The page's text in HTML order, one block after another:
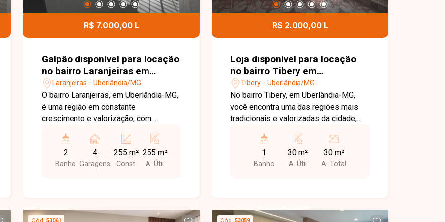
aquecimento, acabamento moderno e
cobertas e 02 descobertas,
funcionalidade. Entre em contato para
mais informações e agende uma visita
para conhecer esta excelente
oportunidade.
ajudar você a encontrar o imóvel ideal
R$ 7.000,00 L
Galpão disponível para locação
no bairro Laranjeiras em
Uberlândia-MG
Laranjeiras - Uberlândia/MG
O bairro Laranjeiras, em Uberlândia-MG,
é uma região em constante
crescimento e valorização, com
às principais vias da cidade. Localizado
em avenida de grande fluxo, oferece
ótima visibilidade e praticidade, sendo
aproximadamente 255m² de área
2
Banho
4
Garagens
255 m²
Const.
255 m²
A. Útil
R$ 2.000,00 L
Loja disponível para locação
no bairro Tibery em
Uberlândia-MG.
Tibery - Uberlândia/MG
No bairro Tibery, em Uberlândia-MG,
você encontra uma das regiões mais
tradicionais e valorizadas da cidade,
fluxo de pessoas e fácil acesso às
principais avenidas, além de estar
próximo a comércios, bancos,
construída. O imóvel conta com amplo
1
Banho
30 m²
A. Útil
30 m²
A. Total
Cód. 53061 Cód. 53059